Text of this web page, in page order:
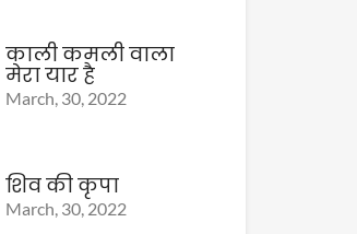
काली कमली वाला
मेरा यार है
March, 30, 2022
शिव की कृपा
March, 30, 2022